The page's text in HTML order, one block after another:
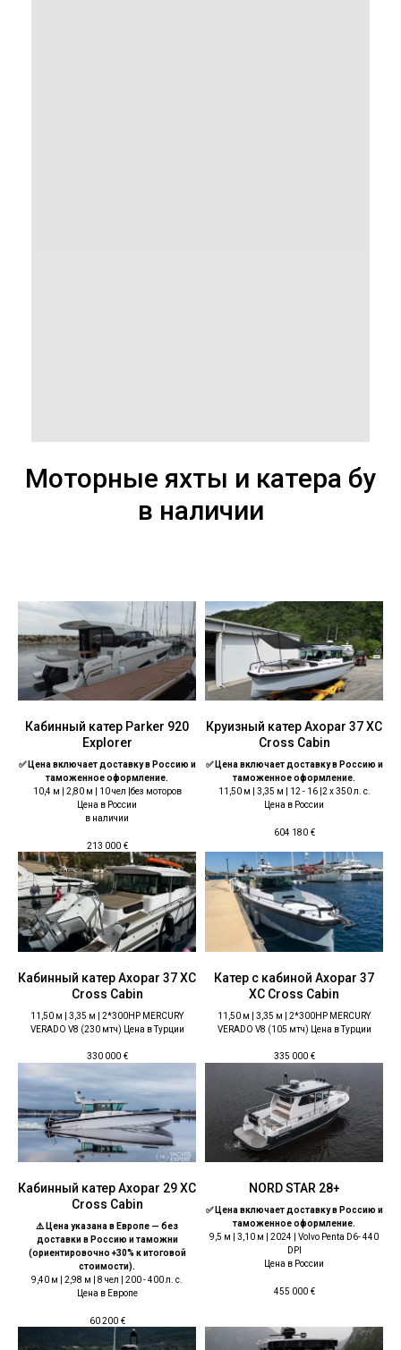
Моторные яхты и катера бу
в наличии
Кабинный катер Parker 920
Explorer
✅ Цена включает доставку в Россию и
таможенное оформление.
10,4 м | 2,80 м | 10 чел |без моторов
Цена в России
в наличии
213 000 €
Круизный катер Axopar 37 XC
Cross Cabin
✅ Цена включает доставку в Россию и
таможенное оформление.
11,50 м | 3,35 м | 12 - 16 |2 x 350 л. с.
Цена в России
604 180 €
Кабинный катер Axopar 37 XC
Cross Cabin
11,50 м | 3,35 м | 2*300HP MERCURY
VERADO V8 (230 мтч) Цена в Турции
330 000 €
Катер с кабиной Axopar 37
XC Cross Cabin
11,50 м | 3,35 м | 2*300HP MERCURY
VERADO V8 (105 мтч) Цена в Турции
335 000 €
Кабинный катер Axopar 29 XC
Cross Cabin
⚠️ Цена указана в Европе — без
доставки в Россию и таможни
(ориентировочно +30% к итоговой
стоимости).
9,40 м | 2,98 м | 8 чел | 200 - 400 л. с.
Цена в Европе
60 200 €
NORD STAR 28+
✅ Цена включает доставку в Россию и
таможенное оформление.
9,5 м | 3,10 м | 2024 | Volvo Penta D6- 440
DPI
Цена в России
455 000 €